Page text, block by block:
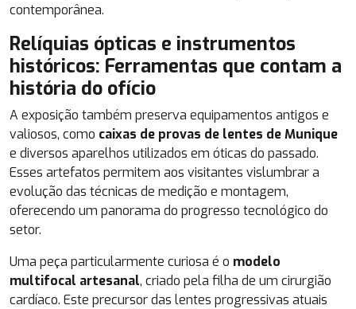
contemporânea.
Relíquias ópticas e instrumentos
históricos: Ferramentas que contam a
história do ofício
A exposição também preserva equipamentos antigos e
valiosos, como caixas de provas de lentes de Munique
e diversos aparelhos utilizados em óticas do passado.
Esses artefatos permitem aos visitantes vislumbrar a
evolução das técnicas de medição e montagem,
oferecendo um panorama do progresso tecnológico do
setor.
Uma peça particularmente curiosa é o modelo
multifocal artesanal, criado pela filha de um cirurgião
cardíaco. Este precursor das lentes progressivas atuais